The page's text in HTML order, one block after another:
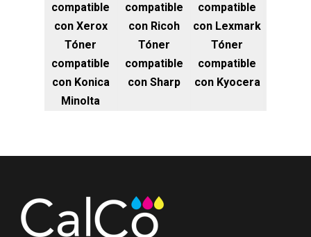
compatible
con Xerox
compatible
con Ricoh
compatible
con Lexmark
Tóner
compatible
con Konica
Minolta
Tóner
compatible
con Sharp
Tóner
compatible
con Kyocera